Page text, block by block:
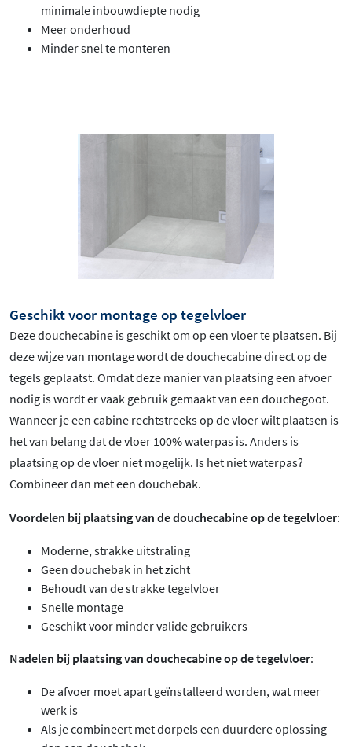
minimale inbouwdiepte nodig
Meer onderhoud
Minder snel te monteren
Geschikt voor montage op tegelvloer
Deze douchecabine is geschikt om op een vloer te plaatsen. Bij
deze wijze van montage wordt de douchecabine direct op de
tegels geplaatst. Omdat deze manier van plaatsing een afvoer
nodig is wordt er vaak gebruik gemaakt van een douchegoot.
Wanneer je een cabine rechtstreeks op de vloer wilt plaatsen is
het van belang dat de vloer 100% waterpas is. Anders is
plaatsing op de vloer niet mogelijk. Is het niet waterpas?
Combineer dan met een douchebak.
Voordelen bij plaatsing van de douchecabine op de tegelvloer:
Moderne, strakke uitstraling
Geen douchebak in het zicht
Behoudt van de strakke tegelvloer
Snelle montage
Geschikt voor minder valide gebruikers
Nadelen bij plaatsing van douchecabine op de tegelvloer:
De afvoer moet apart geïnstalleerd worden, wat meer
werk is
Als je combineert met dorpels een duurdere oplossing